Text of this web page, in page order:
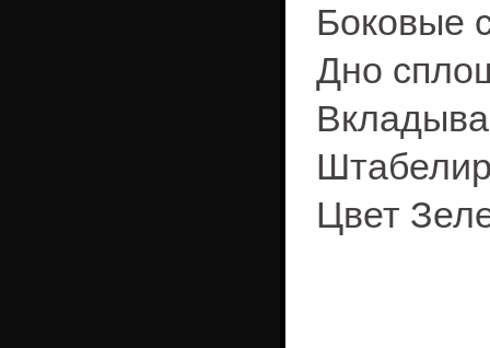
Боковые
Дно
Цвет